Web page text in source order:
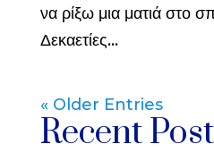
να ρίξω μια ματιά στο
Δεκαετίες...
« Older Entries
Recent